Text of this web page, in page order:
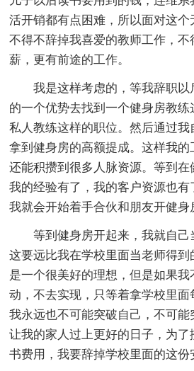
活开销都有点困难，所以面对这
不得不辞掉我喜爱的教师工作，不
薪，更有前途的工作。
我是这样考虑的，等我辞职
的一个优势去找到一个健身房教
私人教练这样的职位。然后通过我
拿到健身房的高额提成。这样我
还能积攒到很多人脉资源。等到在
我的经验有了，我的客户资源也有
我就会开始着手合伙和朋友开健身
等到健身房开起来，我就自己
这要远比我在学校里面当老师得到
是一个很美好的理想，但是如果
动，不去实现，只等着拿学校里
我永远也不可能突破自己，不可能
让我的家人过上更好的日子，为
书费用，我要辞掉学校里面的这份